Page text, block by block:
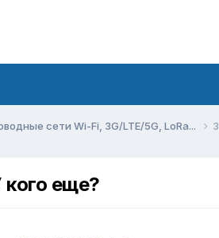
сети Wi-Fi, 3G/LTE/5G, LoRa...
еще?